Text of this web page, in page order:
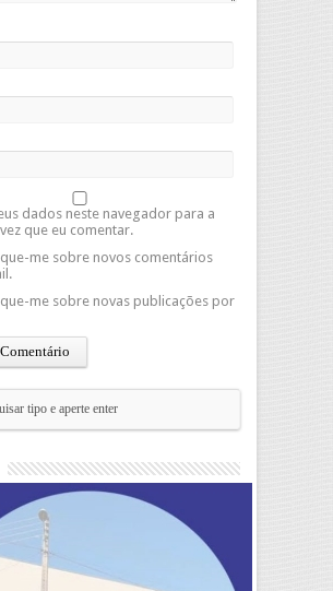
dados neste navegador para a
que eu comentar.
me sobre novos comentários
me sobre novas publicações por